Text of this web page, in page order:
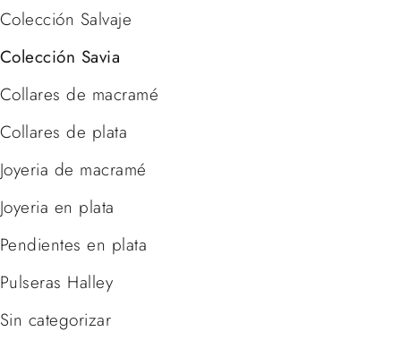
Colección Salvaje
Colección Savia
Collares de macramé
Collares de plata
Joyeria de macramé
Joyeria en plata
Pendientes en plata
Pulseras Halley
Sin categorizar